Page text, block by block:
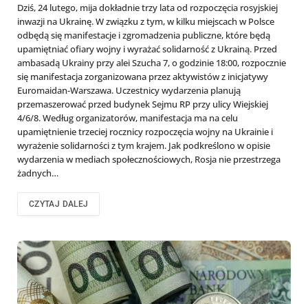
Dziś, 24 lutego, mija dokładnie trzy lata od rozpoczęcia rosyjskiej
inwazji na Ukrainę. W związku z tym, w kilku miejscach w Polsce
odbędą się manifestacje i zgromadzenia publiczne, które będą
upamiętniać ofiary wojny i wyrażać solidarność z Ukrainą. Przed
ambasadą Ukrainy przy alei Szucha 7, o godzinie 18:00, rozpocznie
się manifestacja zorganizowana przez aktywistów z inicjatywy
Euromaidan-Warszawa. Uczestnicy wydarzenia planują
przemaszerować przed budynek Sejmu RP przy ulicy Wiejskiej
4/6/8. Według organizatorów, manifestacja ma na celu
upamiętnienie trzeciej rocznicy rozpoczęcia wojny na Ukrainie i
wyrażenie solidarności z tym krajem. Jak podkreślono w opisie
wydarzenia w mediach społecznościowych, Rosja nie przestrzega
żadnych…
CZYTAJ DALEJ